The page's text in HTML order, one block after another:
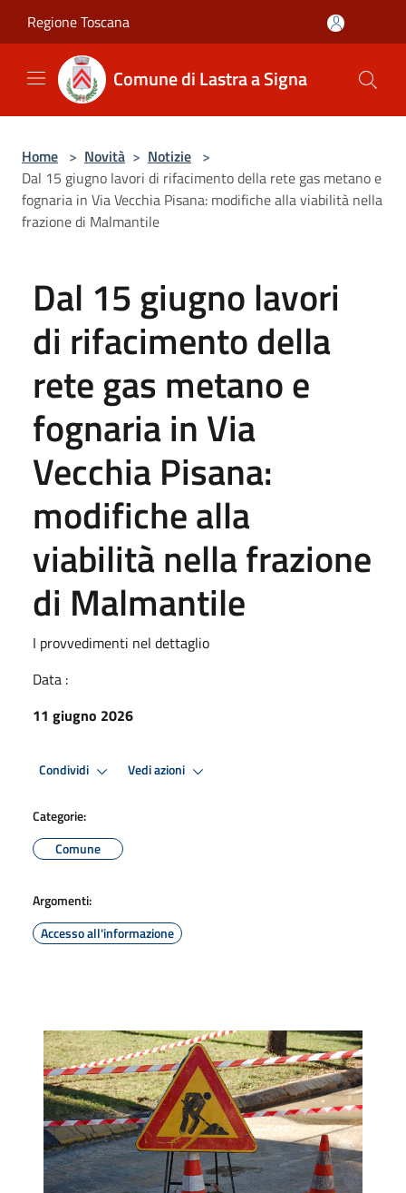
Regione Toscana
Comune di Lastra a Signa
Home > Novità > Notizie >
Dal 15 giugno lavori di rifacimento della rete gas metano e
fognaria in Via Vecchia Pisana: modifiche alla viabilità nella
frazione di Malmantile
Dal 15 giugno lavori
di rifacimento della
rete gas metano e
fognaria in Via
Vecchia Pisana:
modifiche alla
viabilità nella frazione
di Malmantile
I provvedimenti nel dettaglio
Data :
11 giugno 2026
Condividi Vedi azioni
Categorie:
Comune
Argomenti:
Accesso all'informazione